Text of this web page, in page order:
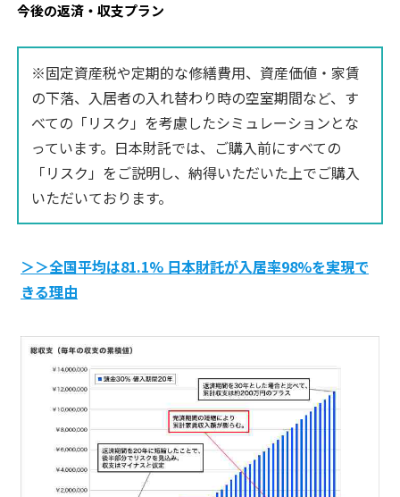
今後の返済・収支プラン
※固定資産税や定期的な修繕費用、資産価値・家賃
の下落、入居者の入れ替わり時の空室期間など、す
べての「リスク」を考慮したシミュレーションとな
っています。日本財託では、ご購入前にすべての
「リスク」をご説明し、納得いただいた上でご購入
いただいております。
＞＞全国平均は81.1% 日本財託が入居率98%を実現で
きる理由